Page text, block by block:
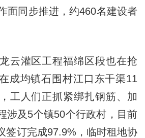
面同步推进，约460名建设者
灌区工程福绵区段也在抢
成均镇石围村江口东干渠11
工人们正抓紧绑扎钢筋、加
涉及5个镇50个行政村，目前
签订完成97.9%，临时租地协